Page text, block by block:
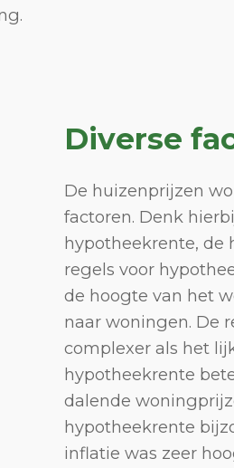
Diverse
De huizenprijzen
factoren. Denk
hypotheekrente, de
regels voor
de hoogte van het
naar woningen. De
complexer als het
hypotheekrente
dalende
hypotheekrente
inflatie was zeer